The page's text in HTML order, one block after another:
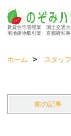
賃貸住宅管理業 国土交通
宅地建物取引業 京都府知
ホーム スタッ
前の記事